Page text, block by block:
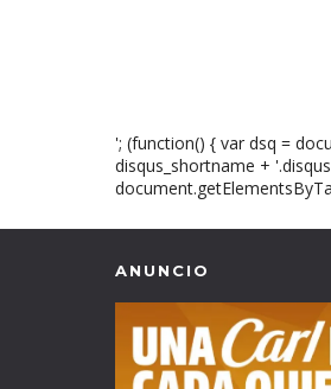
'; (function() { var dsq =
disqus_shortname +
ANUNCIO